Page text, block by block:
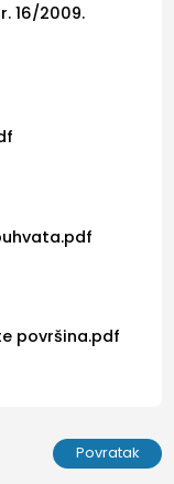
16/2009.
površina.pdf
Povratak